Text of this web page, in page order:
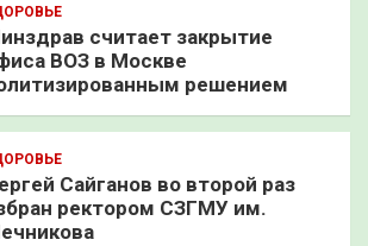
считает закрытие
ВОЗ в Москве
решением
Сайганов во второй раз
ректором СЗГМУ им.